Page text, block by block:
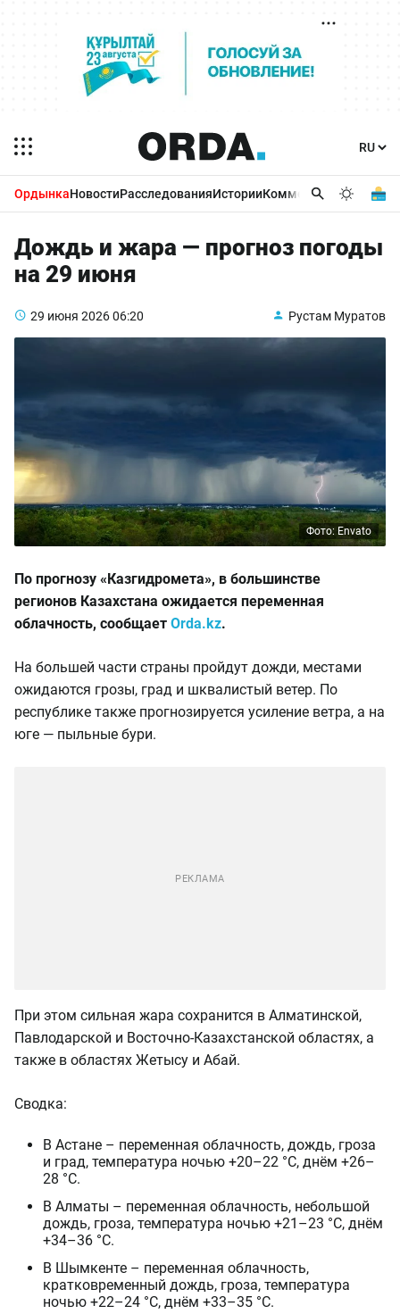
ОрдынкаНовостиРасследованияИсторииКомментарииБизнес
Дождь и жара — прогноз погоды
на 29 июня
29 июня 202606:20 Рустам Муратов
Фото: Envato
По прогнозу «Казгидромета», в большинстве
регионов Казахстана ожидается переменная
облачность, сообщает Orda.kz.
На большей части страны пройдут дожди, местами
ожидаются грозы, град и шквалистый ветер. По
республике также прогнозируется усиление ветра, а на
юге — пыльные бури.
При этом сильная жара сохранится в Алматинской,
Павлодарской и Восточно-Казахстанской областях, а
также в областях Жетысу и Абай.
Сводка:
В Астане – переменная облачность, дождь, гроза
и град, температура ночью +20–22 °C, днём +26–
28 °C.
В Алматы – переменная облачность, небольшой
дождь, гроза, температура ночью +21–23 °C, днём
+34–36 °C.
В Шымкенте – переменная облачность,
кратковременный дождь, гроза, температура
ночью +22–24 °C, днём +33–35 °C.